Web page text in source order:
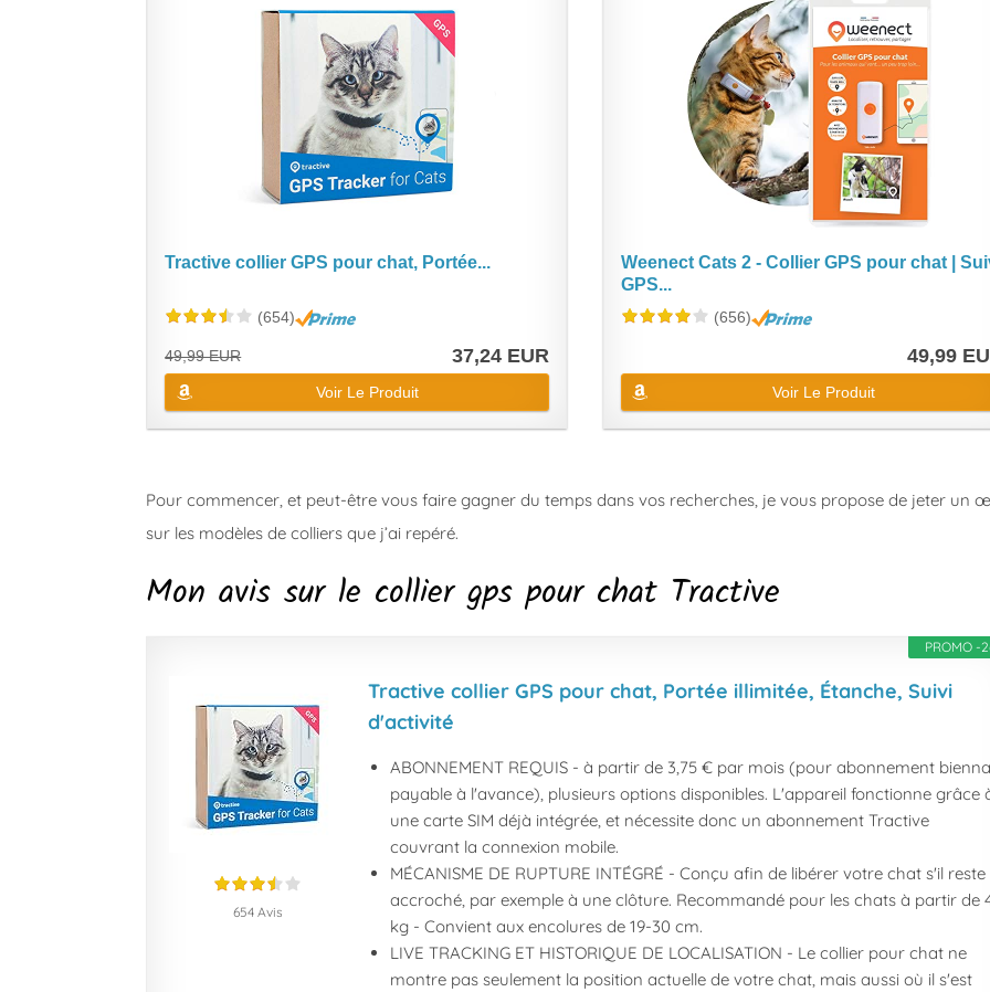
Tractive collier GPS pour chat, Portée...
(654)
49,99 EUR 37,24 EUR
Voir Le Produit
Weenect Cats 2 - Collier GPS pour chat |
GPS...
(656)
49,99
Voir Le Produit
Pour commencer, et peut-être vous faire gagner du temps dans vos recherches, je vous propose de jeter un
sur les modèles de colliers que j’ai repéré.
Mon avis sur le collier gps pour chat Tractive
PROMO -
654 Avis
Tractive collier GPS pour chat, Portée illimitée, Étanche, Suivi
d'activité
ABONNEMENT REQUIS - à partir de 3,75 € par mois (pour abonnement
payable à l'avance), plusieurs options disponibles. L'appareil fonctionne grâce
une carte SIM déjà intégrée, et nécessite donc un abonnement Tractive
couvrant la connexion mobile.
MÉCANISME DE RUPTURE INTÉGRÉ - Conçu afin de libérer votre chat s'il reste
accroché, par exemple à une clôture. Recommandé pour les chats à partir de
kg - Convient aux encolures de 19-30 cm.
LIVE TRACKING ET HISTORIQUE DE LOCALISATION - Le collier pour chat ne
montre pas seulement la position actuelle de votre chat, mais aussi où il s'est